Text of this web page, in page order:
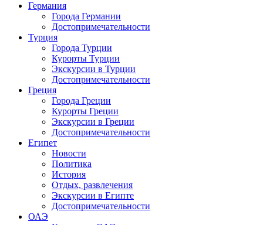
Германия
Города Германии
Достопримечательности
Турция
Города Турции
Курорты Турции
Экскурсии в Турции
Достопримечательности
Греция
Города Греции
Курорты Греции
Экскурсии в Греции
Достопримечательности
Египет
Новости
Политика
История
Отдых, развлечения
Экскурсии в Египте
Достопримечательности
ОАЭ